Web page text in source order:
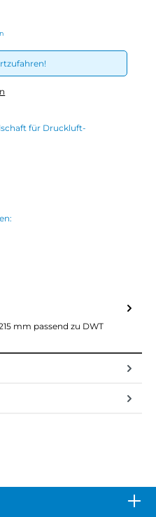
für Druckluft-
mm passend zu DWT